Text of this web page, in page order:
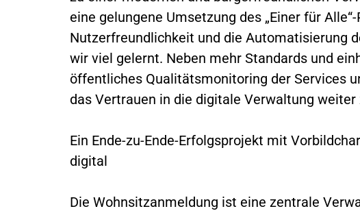
eine gelungene Umsetzung des „Einer für
Nutzerfreundlichkeit und die Automatisierung
wir viel gelernt. Neben mehr Standards und
öffentliches Qualitätsmonitoring der Services
das Vertrauen in die digitale Verwaltung weiter
Ein Ende-zu-Ende-Erfolgsprojekt mit
digital
Die Wohnsitzanmeldung ist eine zentrale